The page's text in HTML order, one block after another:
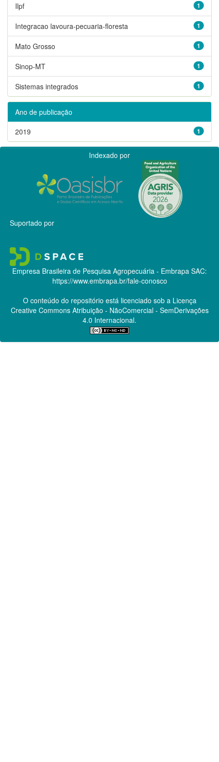
1
Ilpf
1
Integracao lavoura-pecuaria-floresta
1
Mato Grosso
1
Sinop-MT
1
Sistemas integrados
Ano de publicação
1
2019
Indexado por
Suportado por
Empresa Brasileira de Pesquisa Agropecuária - Embrapa SAC:
https://www.embrapa.br/fale-conosco
O conteúdo do repositório está licenciado sob a Licença
Creative CommonsAtribuição - NãoComercial - SemDerivações
4.0 Internacional.